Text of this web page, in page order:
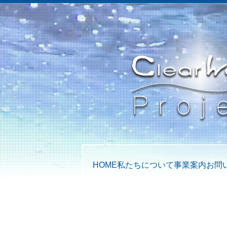
HOME私たちについて事業案内お問